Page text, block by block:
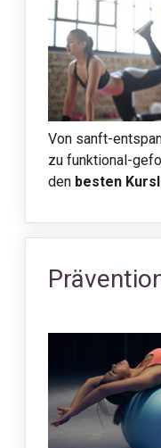
Von sanft-
zu funktional-
den besten